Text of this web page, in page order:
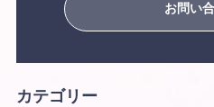
お問い
カテゴリー